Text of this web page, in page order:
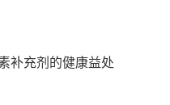
补充剂的健康益处